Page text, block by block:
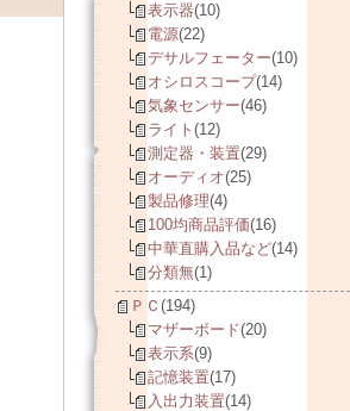
表示器(10)
電源(22)
デサルフェーター(10)
オシロスコープ(14)
気象センサー(46)
ライト (12)
測定器・装置(29)
オーディオ(25)
製品修理(4)
100均商品評価(16)
中華直購入品など(14)
分類無(1)
ＰＣ (194)
マザーボード(20)
表示系(9)
記憶装置(17)
入出力装置(14)